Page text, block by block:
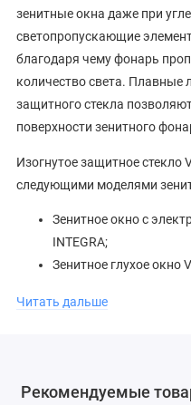
зенитные окна даже при
светопропускающие
благодаря чему фонарь
количество света. Плавные
защитного стекла
поверхности зенитного
Изогнутое защитное стекло
следующими моделями
Зенитное окно с
INTEGRA;
Зенитное глухое окно
Обращаем внимание, что на
Читать дальше
Рекомендуемые